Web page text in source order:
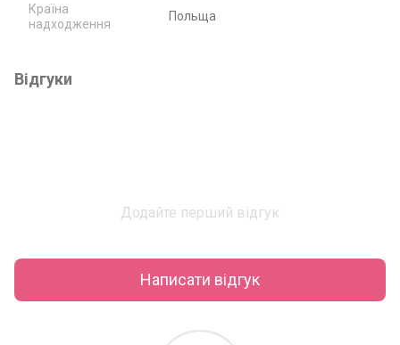
Країна
надходження
Польща
Відгуки
Додайте перший відгук
Написати відгук